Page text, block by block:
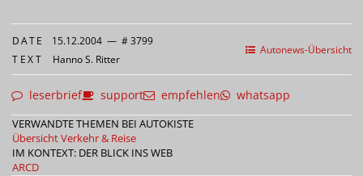
Autonews-Übersicht
DATE 15.12.2004 — # 3799
TEXT Hanno S. Ritter
leserbrief support empfehlen whatsapp
VERWANDTE THEMEN BEI AUTOKISTE
Übersicht Verkehr & Reise
IM KONTEXT: DER BLICK INS WEB
ARCD